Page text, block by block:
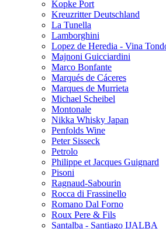
Kopke Port
Kreuzritter Deutschland
La Tunella
Lamborghini
Lopez de Heredia - Vina
Majnoni Guicciardini
Marco Bonfante
Marqués de Cáceres
Marques de Murrieta
Michael Scheibel
Montonale
Nikka Whisky Japan
Penfolds Wine
Peter Sisseck
Petrolo
Philippe et Jacques Guignard
Pisoni
Ragnaud-Sabourin
Rocca di Frassinello
Romano Dal Forno
Roux Pere & Fils
Santalba - Santiago IJALBA